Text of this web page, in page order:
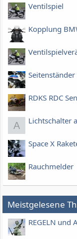
Ventilspiel
Kopplung
RDKS RDC
A Lichtschalter
Space X
Rauchmelder
Meistgelesene
REGELN und